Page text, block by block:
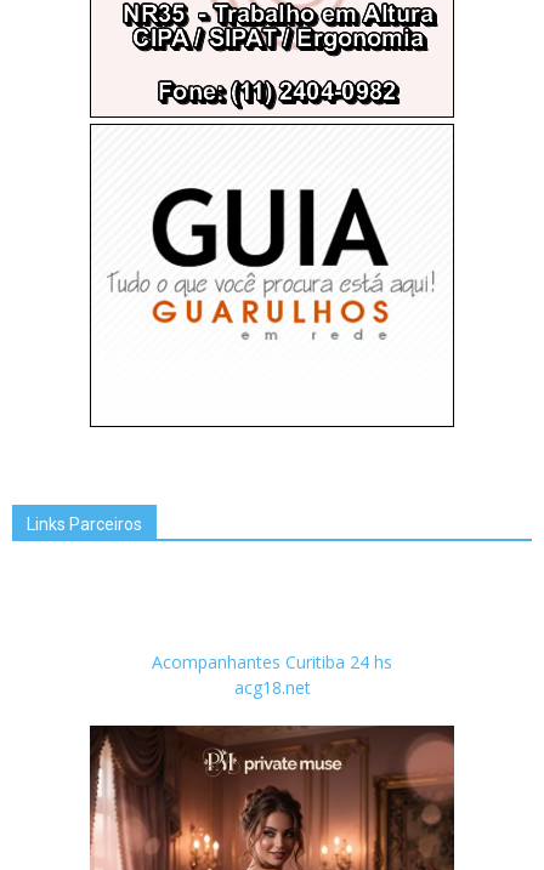
Links Parceiros
Acompanhantes Curitiba 24 hs
acg18.net